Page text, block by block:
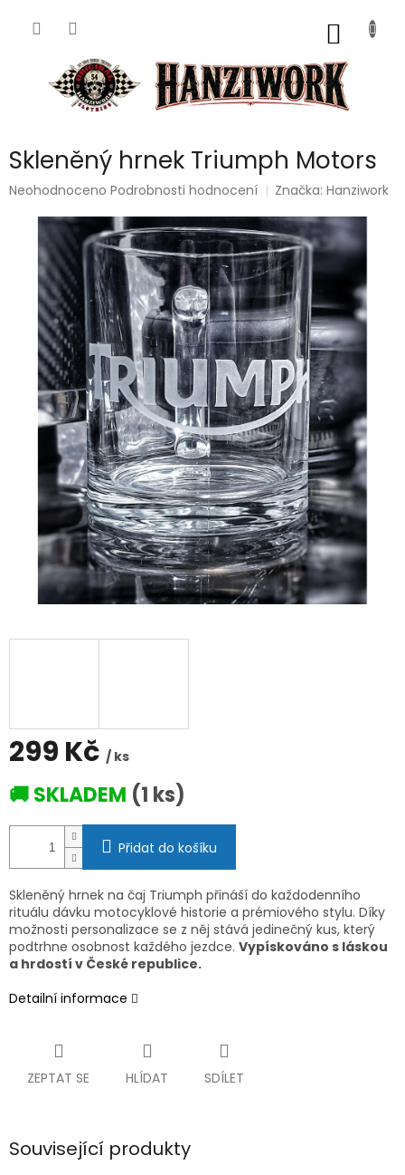
Skleněný hrnek Triumph Motors
Průměrné
produktu
hvězdiček.
Neohodnoceno Podrobnosti hodnocení Značka:Hanziwork
299 Kč / ks
Měrná
cena:
🚚 SKLADEM (1 ks)
Přidat do košíku
Skleněný hrnek na čaj Triumph přináší do každodenního
rituálu dávku motocyklové historie a prémiového stylu. Díky
možnosti personalizace se z něj stává jedinečný kus, který
podtrhne osobnost každého jezdce. Vypískováno s láskou
a hrdostí v České republice.
Detailní informace
ZEPTAT SE HLÍDAT SDÍLET
Související produkty